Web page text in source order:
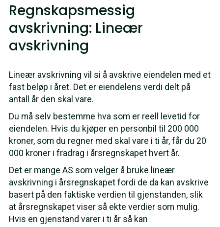
Regnskapsmessig
avskrivning: Lineær
avskrivning
Lineær avskrivning vil si å avskrive eiendelen med et
fast beløp i året. Det er eiendelens verdi delt på
antall år den skal vare.
Du må selv bestemme hva som er reell levetid for
eiendelen. Hvis du kjøper en personbil til 200 000
kroner, som du regner med skal vare i ti år, får du 20
000 kroner i fradrag i årsregnskapet hvert år.
Det er mange AS som velger å bruke lineær
avskrivning i årsregnskapet fordi de da kan avskrive
basert på den faktiske verdien til gjenstanden, slik
at årsregnskapet viser så ekte verdier som mulig.
Hvis en gjenstand varer i ti år så kan